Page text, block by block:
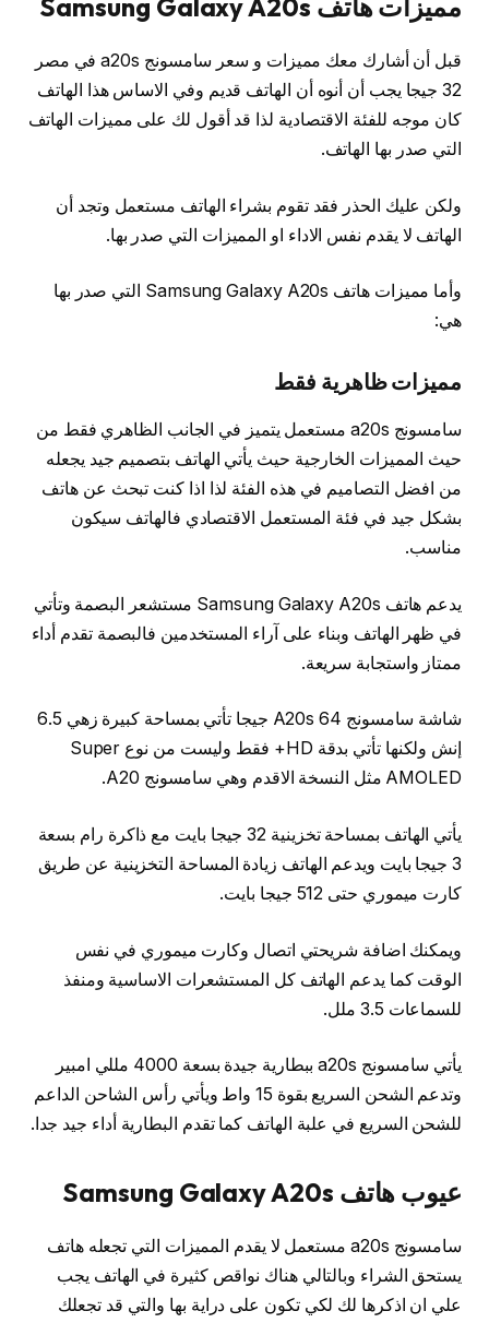
مميزات هاتف Samsung Galaxy A20s
قبل أن أشارك معك مميزات و سعر سامسونج a20s في مصر
32 جيجا يجب أن أنوه أن الهاتف قديم وفي الاساس هذا الهاتف
كان موجه للفئة الاقتصادية لذا قد أقول لك على مميزات الهاتف
التي صدر بها الهاتف.
ولكن عليك الحذر فقد تقوم بشراء الهاتف مستعمل وتجد أن
الهاتف لا يقدم نفس الاداء او المميزات التي صدر بها.
وأما مميزات هاتف Samsung Galaxy A20s التي صدر بها
هي:
مميزات ظاهرية فقط
سامسونج a20s مستعمل يتميز في الجانب الظاهري فقط من
حيث المميزات الخارجية حيث يأتي الهاتف بتصميم جيد يجعله
من افضل التصاميم في هذه الفئة لذا اذا كنت تبحث عن هاتف
بشكل جيد في فئة المستعمل الاقتصادي فالهاتف سيكون
مناسب.
يدعم هاتف Samsung Galaxy A20s مستشعر البصمة وتأتي
في ظهر الهاتف وبناء على آراء المستخدمين فالبصمة تقدم أداء
ممتاز واستجابة سريعة.
شاشة سامسونج A20s 64 جيجا تأتي بمساحة كبيرة زهي 6.5
إنش ولكنها تأتي بدقة HD+ فقط وليست من نوع Super
AMOLED مثل النسخة الاقدم وهي سامسونج A20.
يأتي الهاتف بمساحة تخزينية 32 جيجا بايت مع ذاكرة رام بسعة
3 جيجا بايت ويدعم الهاتف زيادة المساحة التخزينية عن طريق
كارت ميموري حتى 512 جيجا بايت.
ويمكنك اضافة شريحتي اتصال وكارت ميموري في نفس
الوقت كما يدعم الهاتف كل المستشعرات الاساسية ومنفذ
للسماعات 3.5 ملل.
يأتي سامسونج a20s ببطارية جيدة بسعة 4000 مللي امبير
وتدعم الشحن السريع بقوة 15 واط ويأتي رأس الشاحن الداعم
للشحن السريع في علبة الهاتف كما تقدم البطارية أداء جيد جدا.
عيوب هاتف Samsung Galaxy A20s
سامسونج a20s مستعمل لا يقدم المميزات التي تجعله هاتف
يستحق الشراء وبالتالي هناك نواقص كثيرة في الهاتف يجب
علي ان اذكرها لك لكي تكون على دراية بها والتي قد تجعلك